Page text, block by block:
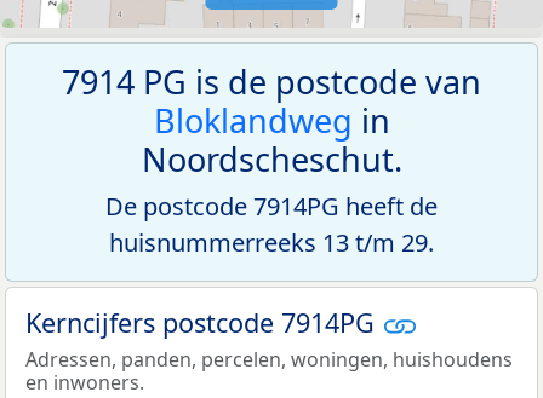
7914 PG is de postcode van
Bloklandweg in
Noordscheschut.
De postcode 7914PG heeft de
huisnummerreeks 13 t/m 29.
Kerncijfers postcode 7914PG
Adressen, panden, percelen, woningen, huishoudens
en inwoners.